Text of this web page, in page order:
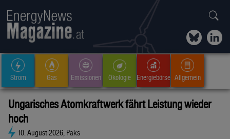
Strom Gas Emissionen Ökologie Energiebörse Allgemein
Ungarisches Atomkraftwerk fährt Leistung wieder
hoch
10. August 2026, Paks